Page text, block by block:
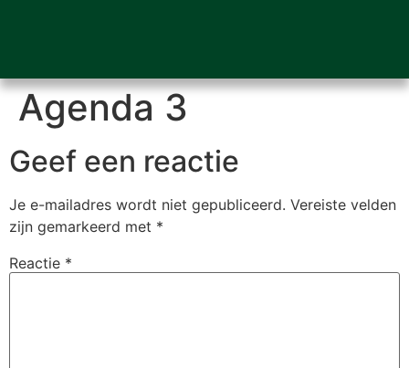
Agenda 3
Geef een reactie
Je e-mailadres wordt niet gepubliceerd. Vereiste velden
zijn gemarkeerd met *
Reactie *